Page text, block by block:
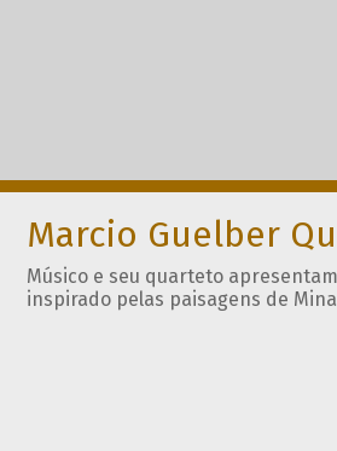
Marcio Guelber
Músico e seu quarteto
inspirado pelas paisagens de